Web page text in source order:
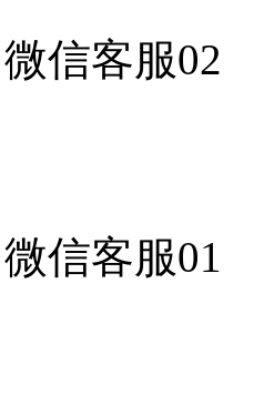
微信客服02
微信客服01